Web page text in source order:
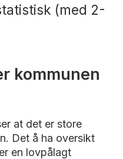
(med 2-
kommunen
at det er store
Det å ha oversikt
en lovpålagt